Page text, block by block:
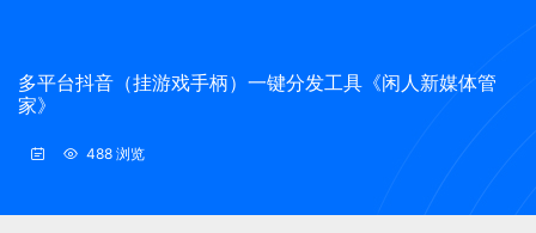
多平台抖音（挂游戏手柄）一键分发工具《闲人新媒体管
家》
488 浏览